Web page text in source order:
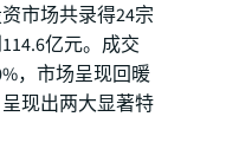
市场共录得24宗
亿元。成交
，市场呈现回暖
现出两大显著特